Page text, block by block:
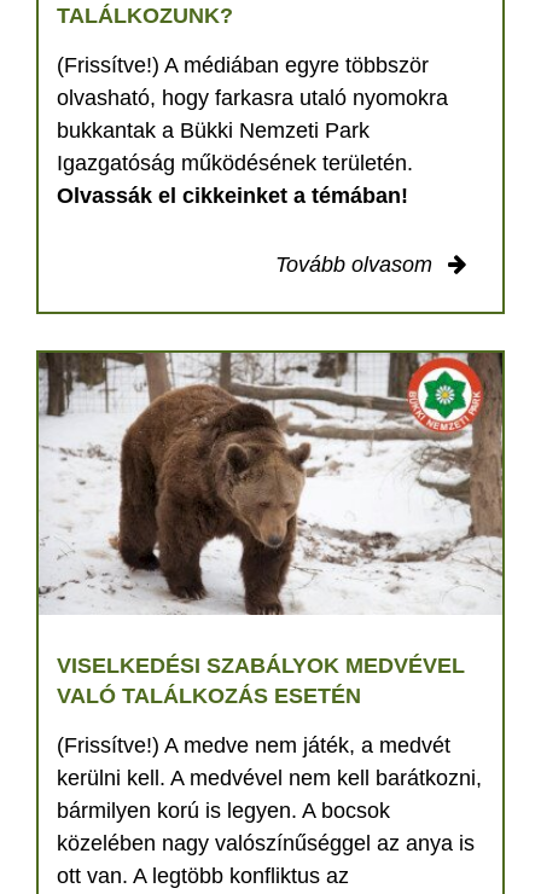
TALÁLKOZUNK?
(Frissítve!) A médiában egyre többször
olvasható, hogy farkasra utaló nyomokra
bukkantak a Bükki Nemzeti Park
Igazgatóság működésének területén.
Olvassák el cikkeinket a témában!
Tovább olvasom
VISELKEDÉSI SZABÁLYOK MEDVÉVEL
VALÓ TALÁLKOZÁS ESETÉN
(Frissítve!) A medve nem játék, a medvét
kerülni kell. A medvével nem kell barátkozni,
bármilyen korú is legyen. A bocsok
közelében nagy valószínűséggel az anya is
ott van. A legtöbb konfliktus az